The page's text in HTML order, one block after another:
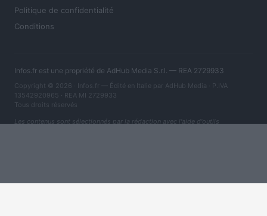
Politique de confidentialité
Conditions
Infos.fr est une propriété de AdHub Media S.r.l. — REA 2729933
Copyright © 2026 · Infos.fr — Édité en Italie par AdHub Media · P.IVA
13542920965 · REA MI 2729933
Tous droits réservés
Les contenus sont sélectionnés par la rédaction avec l'aide d'outils